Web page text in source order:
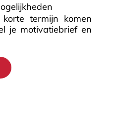
termijn komen
je motivatiebrief en